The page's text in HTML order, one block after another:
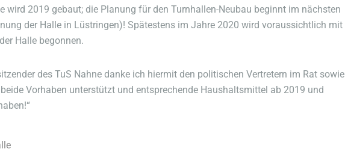
wird 2019 gebaut; die Planung für den Turnhallen-Neubau beginnt im nächsten
der Halle in Lüstringen)! Spätestens im Jahre 2020 wird voraussichtlich mit
Halle begonnen.
des TuS Nahne danke ich hiermit den politischen Vertretern im Rat sowie
Vorhaben unterstützt und entsprechende Haushaltsmittel ab 2019 und